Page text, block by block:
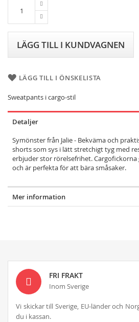
LÄGG TILL I KUNDVAGNEN
LÄGG TILL I ÖNSKELISTA
Sweatpants i cargo-stil
Detaljer
Symönster från Jalie - Bekväma och
shorts som sys i lätt stretchigt tyg med
erbjuder stor rörelsefrihet.
och är perfekta för att bära småsaker.
Mer information
FRI FRAKT
Inom Sverige
Vi skickar till Sverige, EU-länder och
du i kassan.